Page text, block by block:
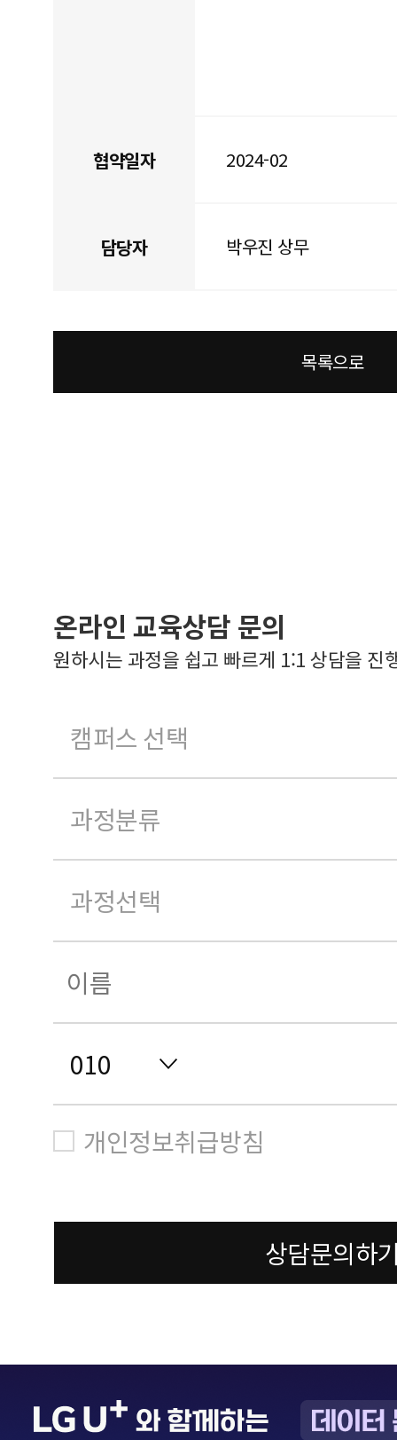
협약일자 2024-02
담당자 박우진 상무
목록으로
온라인 교육상담 문의
원하시는 과정을 쉽고 빠르게 1:1 상담을 진
개인정보취급방침
상담문의하